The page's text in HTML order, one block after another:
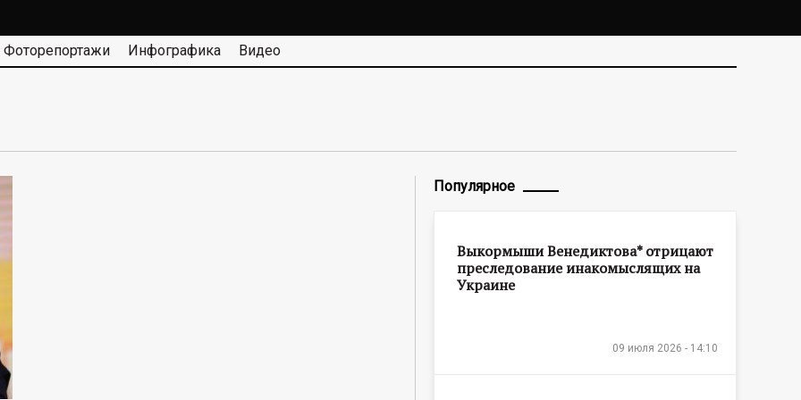
Фоторепортажи Инфографика Видео
Популярное
Выкормыши Венедиктова* отрицают
преследование инакомыслящих на
Украине
09 июля 2026 - 14:10